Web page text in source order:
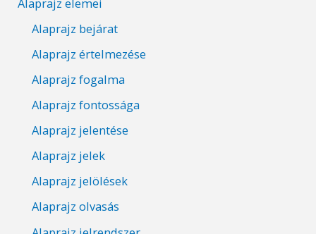
Alaprajz bejárat
Alaprajz értelmezése
Alaprajz fogalma
Alaprajz fontossága
Alaprajz jelentése
Alaprajz jelek
Alaprajz jelölések
Alaprajz olvasás